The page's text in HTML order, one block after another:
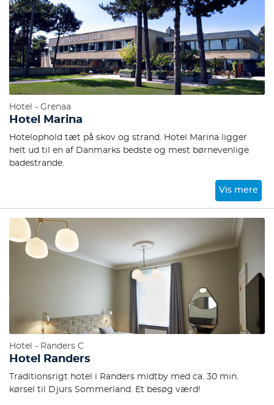
Hotel - Grenaa
Hotel Marina
Hotelophold tæt på skov og strand. Hotel Marina ligger
helt ud til en af Danmarks bedste og mest børnevenlige
badestrande.
Vis mere
Hotel - Randers C
Hotel Randers
Traditionsrigt hotel i Randers midtby med ca. 30 min.
kørsel til Djurs Sommerland. Et besøg værd!